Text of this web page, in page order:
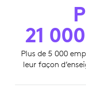
21
Plus de 5 000
leur façon